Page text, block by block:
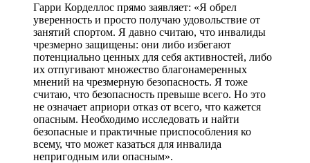
Гарри Корделлос прямо заявляет: «Я обрел
уверенность и просто получаю удовольствие от
занятий спортом. Я давно считаю, что инвалиды
чрезмерно защищены: они либо избегают
потенциально ценных для себя активностей, либо
их отпугивают множество благонамеренных
мнений на чрезмерную безопасность. Я тоже
считаю, что безопасность превыше всего. Но это
не означает априори отказ от всего, что кажется
опасным. Необходимо исследовать и найти
безопасные и практичные приспособления ко
всему, что может казаться для инвалида
непригодным или опасным».